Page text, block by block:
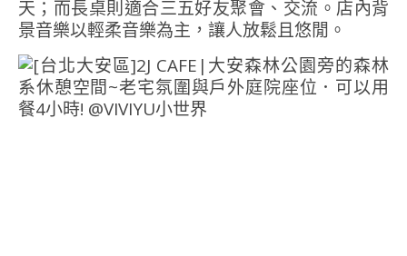
天；而長桌則適合三五好友聚會、交流。店內背
景音樂以輕柔音樂為主，讓人放鬆且悠閒。